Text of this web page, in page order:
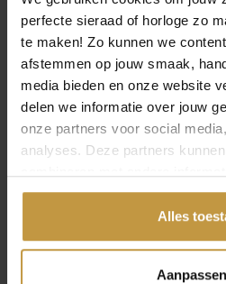
perfecte sieraad of horloge zo
te maken! Zo kunnen we
afstemmen op jouw smaak,
media bieden en onze website
delen we informatie over jouw
onze partners voor social
analyses. Deze partners
gedeeld of die ze hebben
Alles
Aanpassen
MEER VAN
€65,00
STEP BY STEP
OORSTEKER 200387
ANTRACIET
Direct leverbaar, 1
werkdag